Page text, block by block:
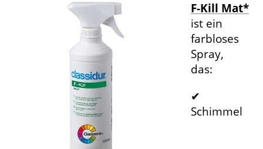
F-Kill Mat*
ist ein
farbloses
Spray,
das:
✔
Schimmel